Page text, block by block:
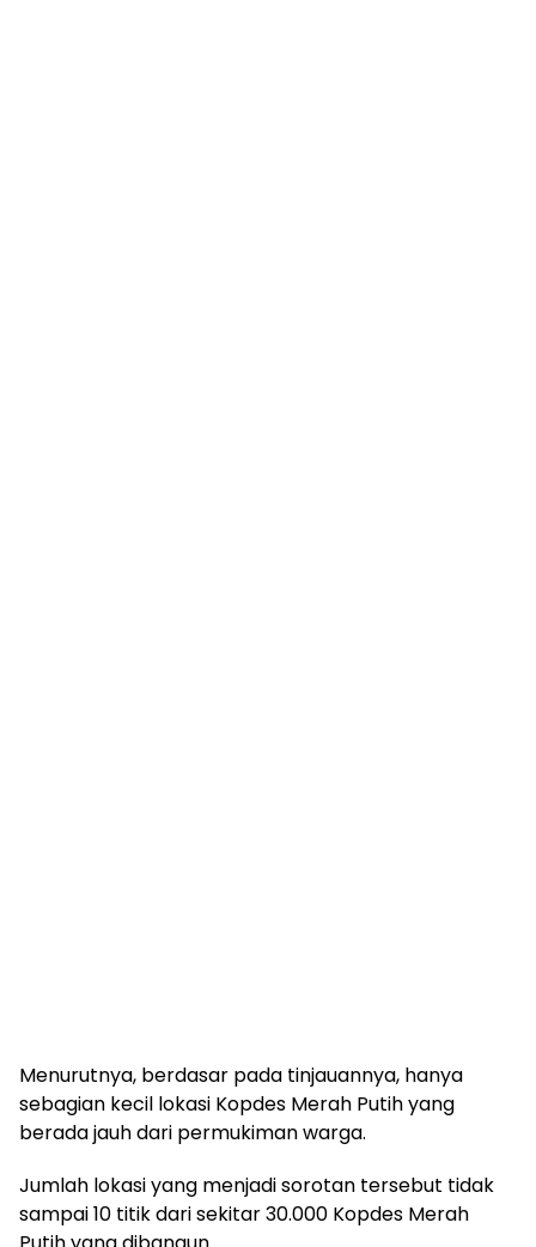
Menurutnya, berdasar pada tinjauannya, hanya
sebagian kecil lokasi Kopdes Merah Putih yang
berada jauh dari permukiman warga.
Jumlah lokasi yang menjadi sorotan tersebut tidak
sampai 10 titik dari sekitar 30.000 Kopdes Merah